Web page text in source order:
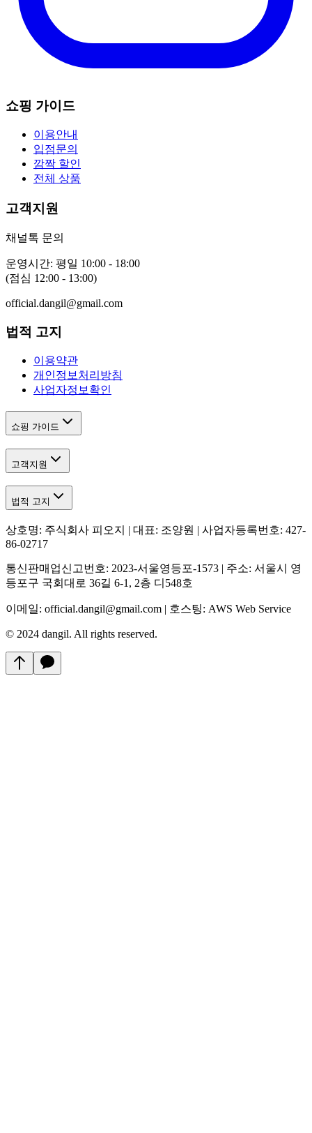
쇼핑 가이드
이용안내
입점문의
깜짝 할인
전체 상품
고객지원
채널톡 문의
운영시간: 평일 10:00 - 18:00
(점심 12:00 - 13:00)
official.dangil@gmail.com
법적 고지
이용약관
개인정보처리방침
사업자정보확인
쇼핑 가이드
고객지원
법적 고지
상호명: 주식회사 피오지 | 대표: 조양원 | 사업자등록번호: 427-
86-02717
통신판매업신고번호: 2023-서울영등포-1573 | 주소: 서울시 영
등포구 국회대로 36길 6-1, 2층 디548호
이메일: official.dangil@gmail.com | 호스팅: AWS Web Service
© 2024 dangil. All rights reserved.